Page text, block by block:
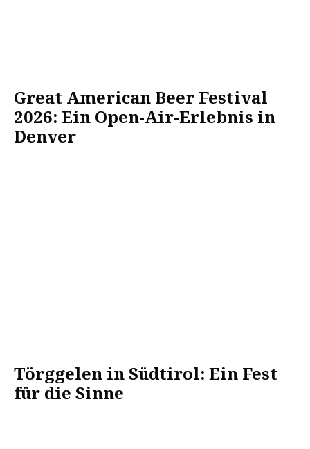
Great American Beer Festival
2026: Ein Open-Air-Erlebnis in
Denver
Törggelen in Südtirol: Ein Fest
für die Sinne